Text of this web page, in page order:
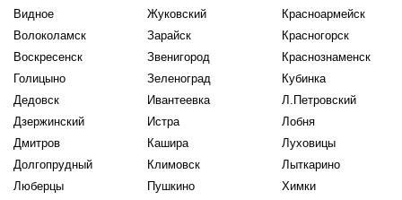
Видное
Волоколамск
Воскресенск
Голицыно
Дедовск
Дзержинский
Дмитров
Долгопрудный
Жуковский
Зарайск
Звенигород
Зеленоград
Ивантеевка
Истра
Кашира
Климовск
Красноармейск
Красногорск
Краснознаменск
Кубинка
Л.Петровский
Лобня
Луховицы
Лыткарино
Люберцы
Пушкино
Химки